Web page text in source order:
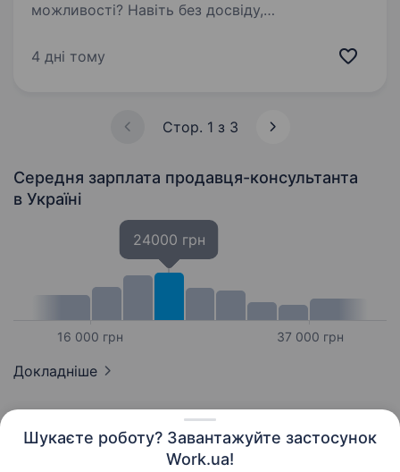
Шукаєте роботу? Завантажуйте застосунок
Work.ua!
можливості? Навіть без досвіду,
Відсутнє резюме? Заповни анкету тут: Анкета
4 дні тому
Стор. 1 з 3
Середня зарплата продавця-консультанта
в Україні
16 000 грн
24000 грн
37 000 грн
Докладніше